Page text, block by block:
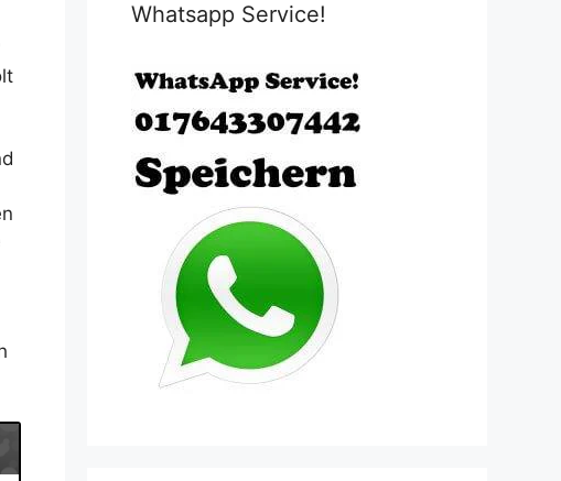
Whatsapp Service!